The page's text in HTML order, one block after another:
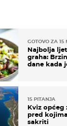
GOTOVO ZA 15
Najbolja
graha:
dane kada
15 PITANJA
Kviz općeg
pred
sakriti